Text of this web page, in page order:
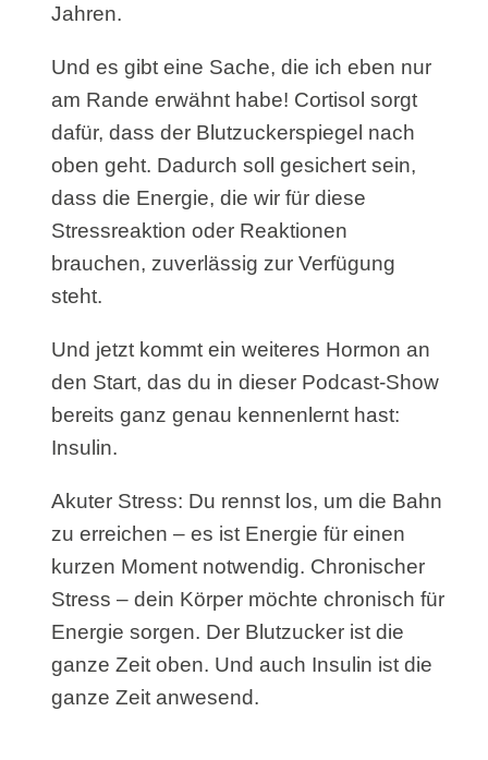
Jahren.
Und es gibt eine Sache, die ich eben nur
am Rande erwähnt habe! Cortisol sorgt
dafür, dass der Blutzuckerspiegel nach
oben geht. Dadurch soll gesichert sein,
dass die Energie, die wir für diese
Stressreaktion oder Reaktionen
brauchen, zuverlässig zur Verfügung
steht.
Und jetzt kommt ein weiteres Hormon an
den Start, das du in dieser Podcast-Show
bereits ganz genau kennenlernt hast:
Insulin.
Akuter Stress: Du rennst los, um die Bahn
zu erreichen – es ist Energie für einen
kurzen Moment notwendig. Chronischer
Stress – dein Körper möchte chronisch für
Energie sorgen. Der Blutzucker ist die
ganze Zeit oben. Und auch Insulin ist die
ganze Zeit anwesend.